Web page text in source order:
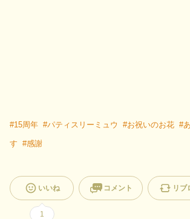
#15周年 #パティスリーミュウ #お祝いのお花 #
す #感謝
いいね
1
コメント リブ